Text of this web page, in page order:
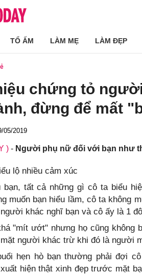
TỔ ẤM LÀM MẸ LÀM ĐẸP
chứng tỏ
đừng để mất
05/2019
) - Người phụ nữ đối với bạn như
lộ nhiều cảm xúc
bạn, tất cả những gì cô ta biểu
muốn bạn hiểu lầm, cô ta không
khác nghĩ bạn và cô ấy là 1
"mít ướt" nhưng họ cũng không
người khác trừ khi đó là người
hẹn hò bạn thường phải đợi
hiện thật xinh đẹp trước mặt